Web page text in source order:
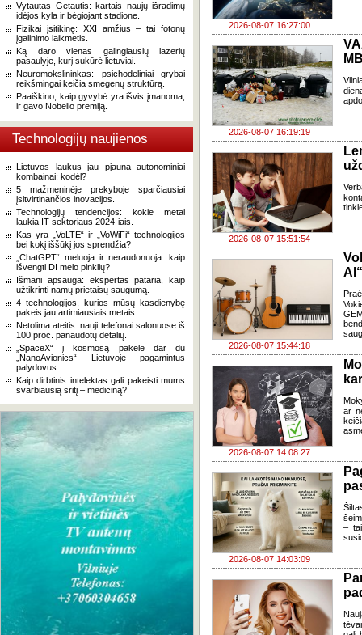
Vytautas Getautis: kartais naujų išradimų
idėjos kyla ir bėgiojant stadione.
Fizikai įsitikinę: XXI amžius – tai fotonų
įgalinimo laikmetis.
Ką daro vienas galingiausių lazerių
pasaulyje, kurį sukūrė lietuviai.
Neuromokslininkas: psichodeliniai grybai
reikšmingai keičia smegenų struktūrą.
Paaiškino, kaip gyvybė yra išvis įmanoma,
ir gavo Nobelio premiją.
Technologijų naujienos
Lietuvos laukus jau pjauna autonominiai
kombainai: kodėl?
5 mažmeninėje prekyboje sparčiausiai
įsitvirtinančios inovacijos.
Technologijų tendencijos: kokie metai
laukia IT sektoriaus 2024-iais.
Kas yra „VoLTE“ ir „VoWiFi“ technologijos
bei kokį iššūkį jos sprendžia?
„ChatGPT“ meluoja ir neraudonuoja: kaip
išvengti DI melo pinklių?
Išmani apsauga: ekspertas pataria, kaip
užtikrinti namų prietaisų saugumą.
4 technologijos, kurios mūsų kasdienybę
pakeis jau artimiausiais metais.
Netolima ateitis: nauji telefonai salonuose iš
100 proc. panaudotų detalių.
„SpaceX“ į kosmosą pakėlė dar du
„NanoAvionics“ Lietuvoje pagamintus
palydovus.
Kaip dirbtinis intelektas gali pakeisti mums
svarbiausią sritį – mediciną?
2026-08-07 16:27:00
2026-08-07 16:19:19
2026-08-07 15:51:54
2026-08-07 15:44:18
2026-08-07 14:08:27
ar
2026-08-07 14:03:09
–